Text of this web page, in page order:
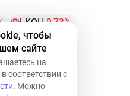
LKOH-0,73%
YDEX-1,78%
SBER-0,88%
чтобы
сайте
на
соответствии с
. Можно